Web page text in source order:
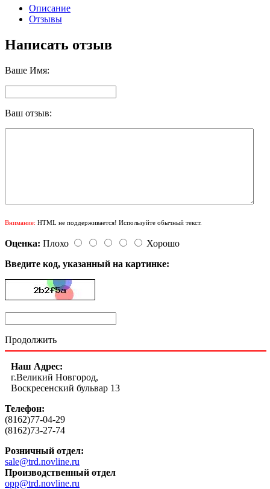
Описание
Отзывы
Написать отзыв
Ваше Имя:
Ваш отзыв:
Внимание: HTML не поддерживается! Используйте обычный текст.
Оценка: Плохо
Хорошо
Введите код, указанный на картинке:
Продолжить
Наш Адрес:
г.Великий Новгород,
Воскресенский бульвар 13
Телефон:
(8162)77-04-29
(8162)73-27-74
Розничный отдел:
sale@trd.novline.ru
Производственный отдел
opp@trd.novline.ru